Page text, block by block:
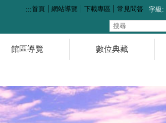
:::首頁 網站導覽 下載專區 常見問答
字級:
館區導覽 數位典藏